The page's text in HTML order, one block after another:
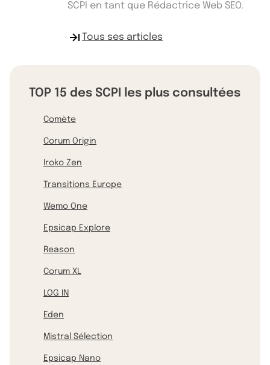
SCPI en tant que Rédactrice Web SEO.
Tous ses articles
TOP 15 des SCPI les plus consultées
Comète
Corum Origin
Iroko Zen
Transitions Europe
Wemo One
Epsicap Explore
Reason
Corum XL
LOG IN
Eden
Mistral Sélection
Epsicap Nano